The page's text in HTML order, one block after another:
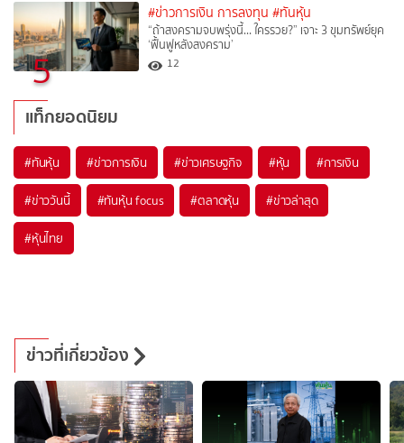
5
#ข่าวการเงิน การลงทุน #ทันหุ้น
“ถ้าสงครามจบพรุ่งนี้… ใครรวย?” เจาะ 3 ขุมทรัพย์ยุค
‘ฟื้นฟูหลังสงคราม’
12
แท็กยอดนิยม
#ทันหุ้น #ข่าวการเงิน #ข่าวเศรษฐกิจ #หุ้น #การเงิน
#ข่าววันนี้ #ทันหุ้น focus #ตลาดหุ้น #ข่าวล่าสุด
#หุ้นไทย
ข่าวที่เกี่ยวข้อง